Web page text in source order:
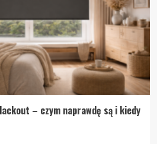
– czym naprawdę są i kiedy